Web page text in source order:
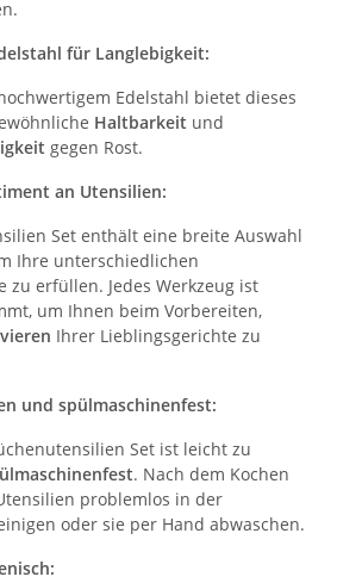
für Langlebigkeit:
Edelstahl bietet dieses
Haltbarkeit und
gegen Rost.
an Utensilien:
Set enthält eine breite Auswahl
Ihre unterschiedlichen
zu erfüllen. Jedes Werkzeug ist
um Ihnen beim Vorbereiten,
Ihrer Lieblingsgerichte zu
und spülmaschinenfest:
Set ist leicht zu
. Nach dem Kochen
problemlos in der
oder sie per Hand abwaschen.